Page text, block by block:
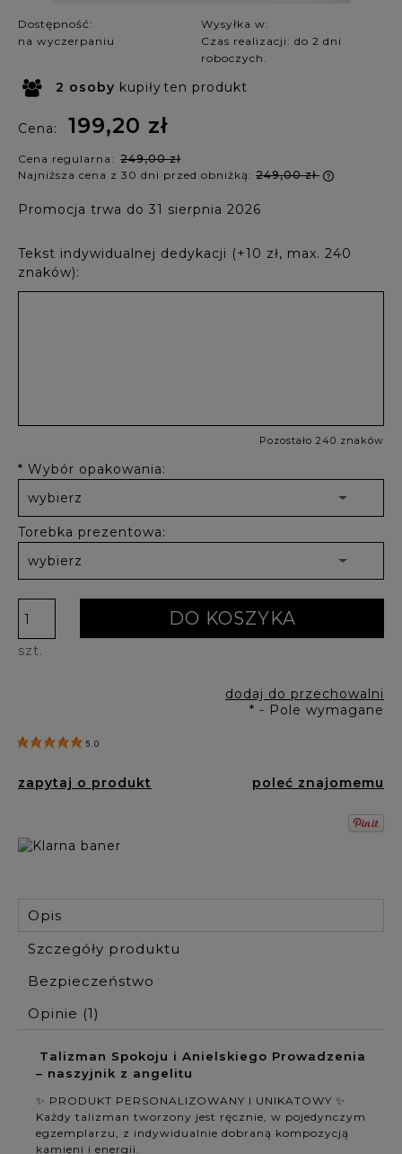
Dostępność:
na wyczerpaniu
Wysyłka w:
Czas realizacji: do 2 dni
roboczych.
2 osoby kupiłyten produkt
Cena: 199,20 zł
Cena regularna: 249,00 zł
Najniższa cena z 30 dni przed obniżką: 249,00 zł
produkt
Promocja trwa do 31 sierpnia 2026
Tekst indywidualnej dedykacji (+10 zł, max. 240
znaków):
Pozostało 240 znaków
* Wybór opakowania:
Torebka prezentowa:
szt.
DO KOSZYKA
dodaj do przechowalni
* - Pole wymagane
5.0
zapytaj o produkt poleć znajomemu
Opis
Szczegóły produktu
Bezpieczeństwo
Opinie (1)
Talizman Spokoju i Anielskiego Prowadzenia
– naszyjnik z angelitu
✨ PRODUKT PERSONALIZOWANY I UNIKATOWY ✨
Każdy talizman tworzony jest ręcznie, w pojedynczym
egzemplarzu, z indywidualnie dobraną kompozycją
kamieni i energii.